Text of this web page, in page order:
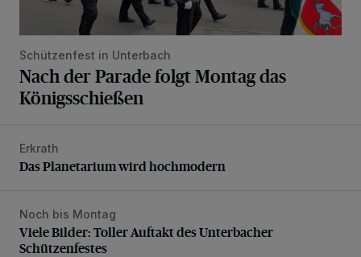
Schützenfest in Unterbach
Nach der Parade folgt Montag das
Königsschießen
Das Planetarium wird hochmodern
Erkrath
Das Planetarium wird hochmodern
Viele Bilder: Toller Auftakt des Unterbacher
Noch bis Montag
Viele Bilder: Toller Auftakt des Unterbacher
Schützenfestes